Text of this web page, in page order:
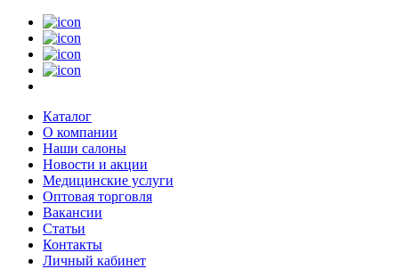
Каталог
О компании
Наши салоны
Новости и акции
Медицинские услуги
Оптовая торговля
Вакансии
Статьи
Контакты
Личный кабинет